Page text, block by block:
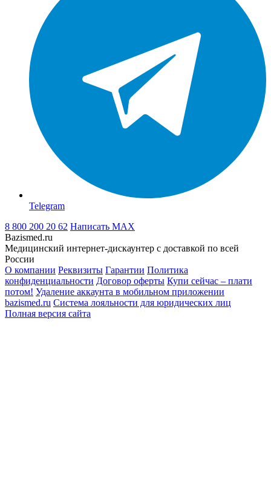
Telegram
8 800 200 20 62 Написать MAX
Bazismed.ru
Медицинский интернет-дискаунтер с доставкой по всей
России
О компании Реквизиты Гарантии Политика
конфиденциальности Договор оферты Купи сейчас – плати
потом! Удаление аккаунта в мобильном приложении
bazismed.ru Система лояльности для юридических лиц
Полная версия сайта